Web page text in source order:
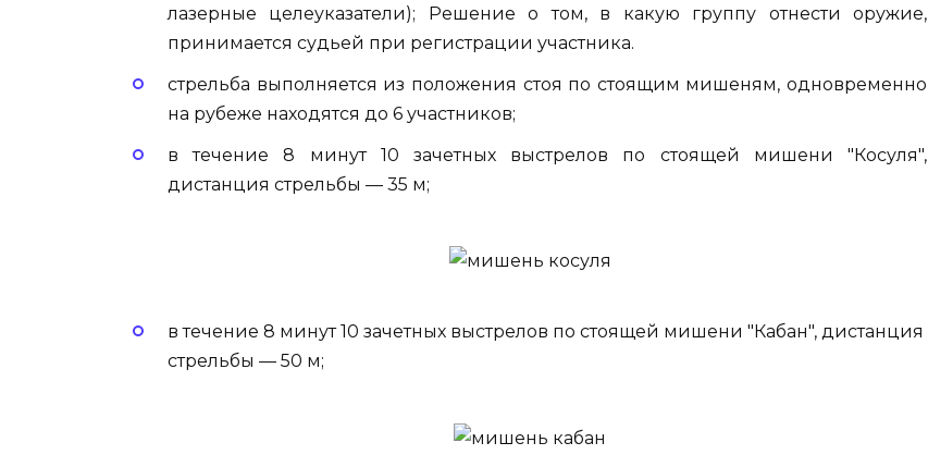
лазерные целеуказатели); Решение о том, в какую группу отнести оружие,
принимается судьей при регистрации участника.
стрельба выполняется из положения стоя по стоящим мишеням, одновременно
на рубеже находятся до 6 участников;
в течение 8 минут 10 зачетных выстрелов по стоящей мишени "Косуля",
дистанция стрельбы — 35 м;
в течение 8 минут 10 зачетных выстрелов по стоящей мишени "Кабан", дистанция
стрельбы — 50 м;